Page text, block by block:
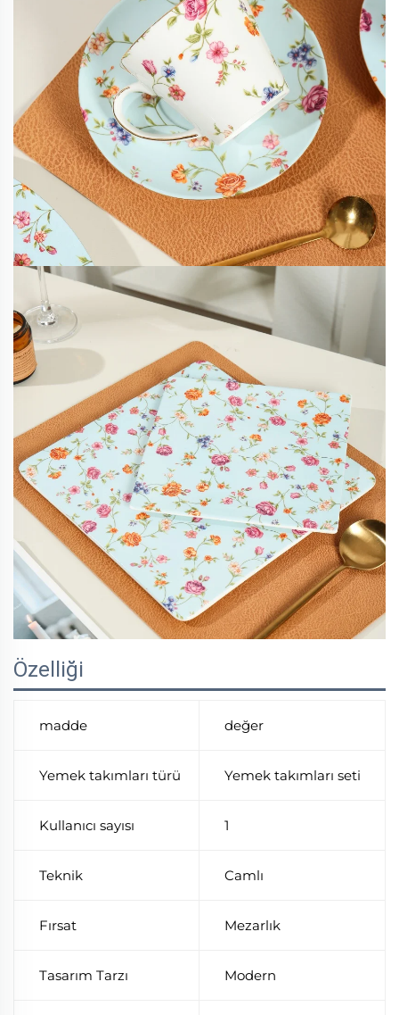
Özelliği
madde değer
Yemek takımları türü Yemek takımları seti
Kullanıcı sayısı 1
Teknik Camlı
Fırsat Mezarlık
Tasarım Tarzı Modern